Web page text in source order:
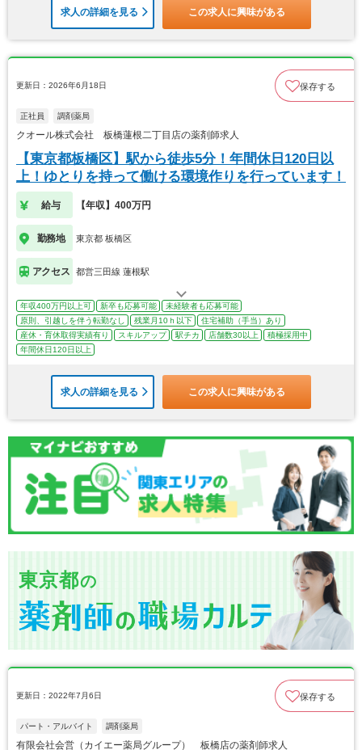
求人の詳細を見る この求人に興味がある
更新日：2026年6月18日 保存する
正社員 調剤薬局
クオール株式会社 板橋蓮根二丁目店の薬剤師求人
【東京都板橋区】駅から徒歩5分！年間休日120日以
上！ゆとりを持って働ける環境作りを行っています！
給与 【年収】400万円
勤務地 東京都 板橋区
アクセス 都営三田線 蓮根駅
年収400万円以上可 新卒も応募可能
未経験者も応募可能
原則、引越しを伴う転勤なし
残業月10ｈ以下
住宅補助（手当）あり
産休・育休取得実績有り
スキルアップ 駅チカ 店舗数30以上
積極採用中
年間休日120日以上
求人の詳細を見る この求人に興味がある
東京都の
更新日：2022年7月6日 保存する
パート・アルバイト 調剤薬局
有限会社会営（カイエー薬局グループ） 板橋店の薬剤師求人